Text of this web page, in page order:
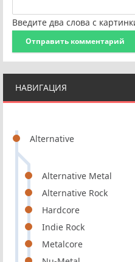
НАВИГАЦИЯ
Alternative
Alternative Metal
Alternative Rock
Hardcore
Indie Rock
Metalcore
Введите два слова с
Отправить комментарий